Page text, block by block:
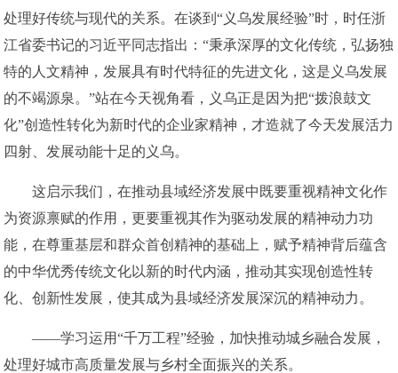
处理好传统与现代的关系。在谈到“义乌发展经验”时，时任浙
江省委书记的习近平同志指出：“秉承深厚的文化传统，弘扬独
特的人文精神，发展具有时代特征的先进文化，这是义乌发展
的不竭源泉。”站在今天视角看，义乌正是因为把“拨浪鼓文
化”创造性转化为新时代的企业家精神，才造就了今天发展活力
四射、发展动能十足的义乌。
这启示我们，在推动县域经济发展中既要重视精神文化作
为资源禀赋的作用，更要重视其作为驱动发展的精神动力功
能，在尊重基层和群众首创精神的基础上，赋予精神背后蕴含
的中华优秀传统文化以新的时代内涵，推动其实现创造性转
化、创新性发展，使其成为县域经济发展深沉的精神动力。
——学习运用“千万工程”经验，加快推动城乡融合发展，
处理好城市高质量发展与乡村全面振兴的关系。